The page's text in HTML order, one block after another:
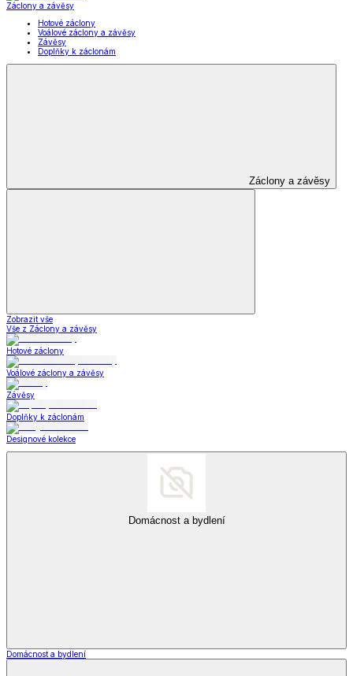
Záclony a závěsy
Hotové záclony
Voálové záclony a závěsy
Závěsy
Doplňky k záclonám
Záclony a závěsy
Zobrazit vše
Vše z Záclony a závěsy
Hotové záclony
Voálové záclony a závěsy
Závěsy
Doplňky k záclonám
Designové kolekce
Domácnost a bydlení
Domácnost a bydlení